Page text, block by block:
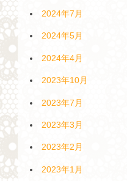
2024年7月
2024年5月
2024年4月
2023年10月
2023年7月
2023年3月
2023年2月
2023年1月